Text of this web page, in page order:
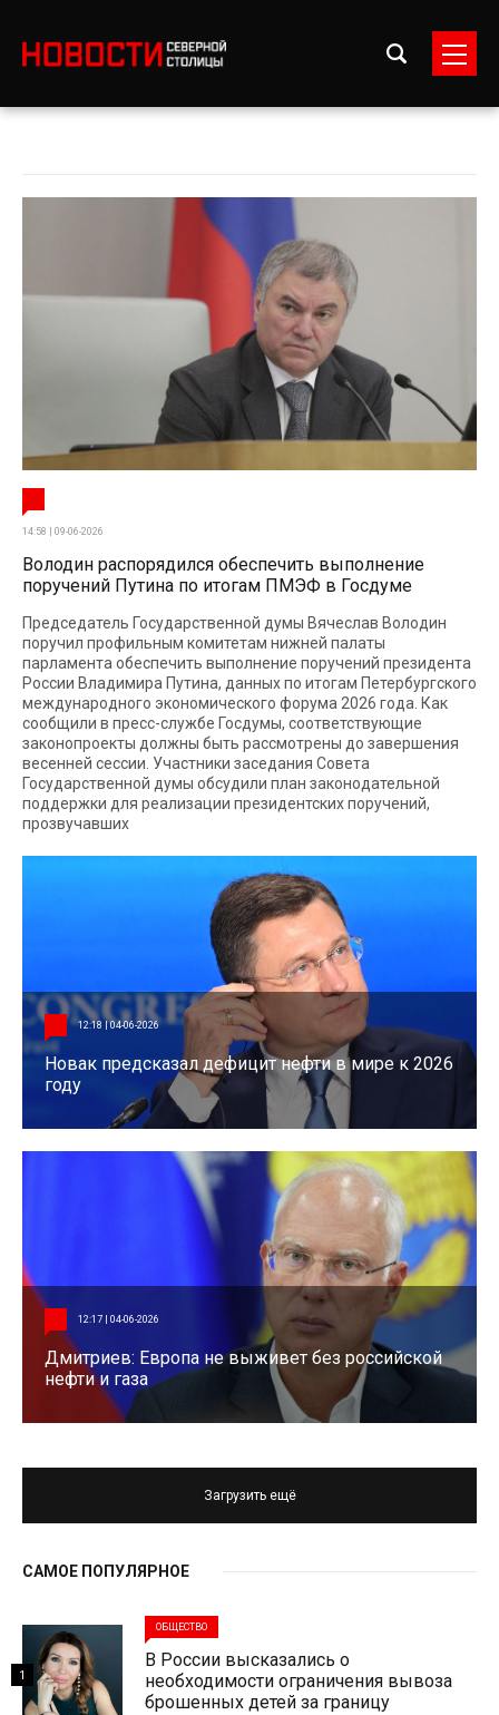
14:58 | 09-06-2026
Володин распорядился обеспечить выполнение
поручений Путина по итогам ПМЭФ в Госдуме
Председатель Государственной думы Вячеслав Володин
поручил профильным комитетам нижней палаты
парламента обеспечить выполнение поручений президента
России Владимира Путина, данных по итогам Петербургского
международного экономического форума 2026 года. Как
сообщили в пресс-службе Госдумы, соответствующие
законопроекты должны быть рассмотрены до завершения
весенней сессии. Участники заседания Совета
Государственной думы обсудили план законодательной
поддержки для реализации президентских поручений,
прозвучавших
12:18 | 04-06-2026
Новак предсказал дефицит нефти в мире к 2026
году
12:17 | 04-06-2026
Дмитриев: Европа не выживет без российской
нефти и газа
Загрузить ещё
САМОЕ ПОПУЛЯРНОЕ
ОБЩЕСТВО
В России высказались о
необходимости ограничения вывоза
брошенных детей за границу
1